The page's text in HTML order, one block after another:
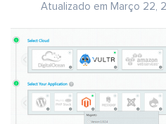
Atualizado em Março 22,